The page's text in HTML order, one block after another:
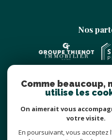
Nos
Comme beaucoup,
utilise les
On aimerait vous
votre visite.
En poursuivant, vous acceptez